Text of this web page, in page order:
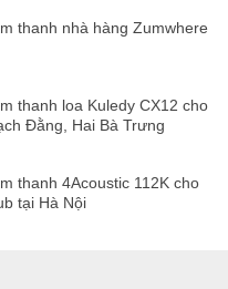
°C
mono (>32 Ohm)
thanh nhà hàng Zumwhere
thanh loa Kuledy CX12 cho
Đằng, Hai Bà Trưng
thanh 4Acoustic 112K cho
tại Hà Nội